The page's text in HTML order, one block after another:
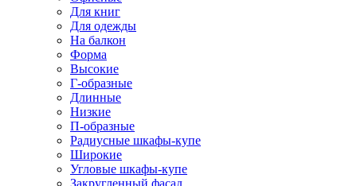
Для книг
Для одежды
На балкон
Форма
Высокие
Г-образные
Длинные
Низкие
П-образные
Радиусные шкафы-купе
Широкие
Угловые шкафы-купе
Закругленный фасад